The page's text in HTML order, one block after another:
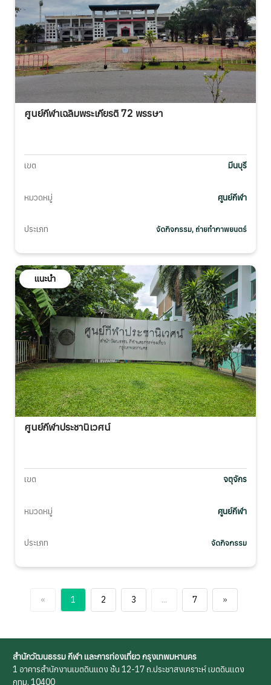
ศูนย์กีฬาเฉลิมพระเกียรติ 72 พรรษา
เขต มีนบุรี
หมวดหมู่ ศูนย์กีฬา
ประเภท จัดกิจกรรม, ถ่ายทำภาพยนตร์
ศูนย์กีฬาประชานิเวศน์
เขต จตุจักร
หมวดหมู่ ศูนย์กีฬา
ประเภท จัดกิจกรรม
แนะนำ
« 1 2 3 ... 7 »
สำนักวัฒนธรรม กีฬา และการท่องเที่ยว กรุงเทพมหานคร
1 อาคารสำนักงานเขตดินแดง ชั้น 12-17 ถ.ประชาสงเคราะห์ เขตดินแดง
กทม. 10400